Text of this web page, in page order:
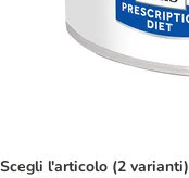
Scegli l'articolo (2 varianti)